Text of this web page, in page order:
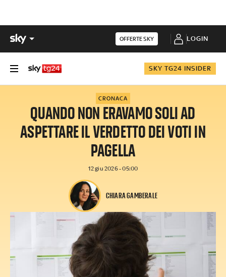
OFFERTE SKY LOGIN
SKY TG24 INSIDER
CRONACA
QUANDO NON ERAVAMO SOLI AD
ASPETTARE IL VERDETTO DEI VOTI IN
PAGELLA
12 giu 2026 - 05:00
CHIARA GAMBERALE